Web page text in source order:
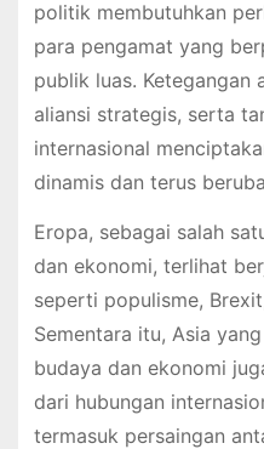
politik membutuhkan
para pengamat yang
publik luas. Ketegangan
aliansi strategis, serta
internasional
dinamis dan terus
Eropa, sebagai salah
dan ekonomi, terlihat
seperti populisme,
Sementara itu, Asia
budaya dan ekonomi
dari hubungan
termasuk persaingan